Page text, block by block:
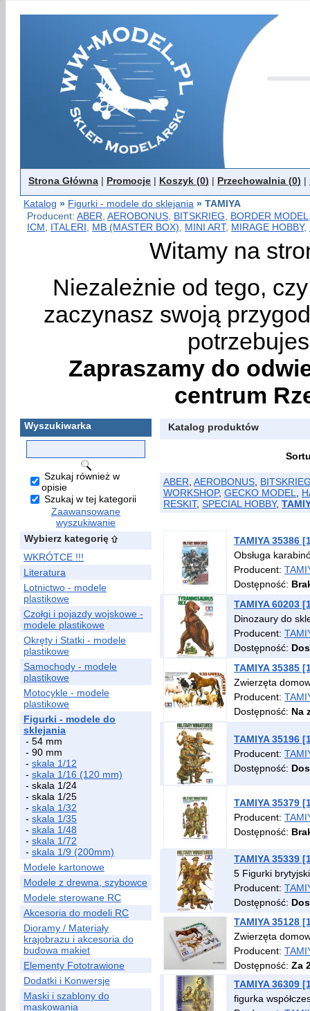
Strona Główna | Promocje | Koszyk (0) | Przechowalnia (0) |
Katalog » Figurki - modele do sklejania » TAMIYA
Producent: ABER AEROBONUS BITSKRIEG BORDER MODEL
ICM
ITALERI MB (MASTER BOX) MINI ART, MIRAGE HOBBY,
Witamy na
Niezależnie od tego,
zaczynasz swoją
Zapraszamy do
centrum
Wyszukiwarka
Szukaj również w
opisie
Szukaj w tej kategorii
Zaawansowane
wyszukiwanie
Wybierz kategorię
WKRÓTCE !!!
Literatura
Lotnictwo - modele
plastikowe
Czołgi i pojazdy wojskowe -
modele plastikowe
Okręty i Statki - modele
plastikowe
Samochody - modele
plastikowe
Motocykle - modele
plastikowe
Figurki - modele do
sklejania
- 54 mm
- 90 mm
- skala 1/12
- skala 1/16 (120 mm)
- skala 1/24
- skala 1/25
- skala 1/32
- skala 1/35
- skala 1/48
- skala 1/72
- skala 1/9 (200mm)
Modele kartonowe
Modele z drewna, szybowce
Modele sterowane RC
Akcesoria do modeli RC
Dioramy / Materiały
krajobrazu i akcesoria do
budowa makiet
Elementy Fototrawione
Dodatki i Konwersje
Maski i szablony do
maskowania
Katalog produktów
ABER AEROBONUS
WORKSHOP, GECKO MODEL
RESKIT, SPECIAL HOBBY,
TAMIYA 35386
Obsługa
Producent:
Dostępność:
TAMIYA 60203
Dinozaury do
Producent:
Dostępność:
TAMIYA 35385
Zwierzęta
Producent:
Dostępność: Na
TAMIYA 35196
Producent:
Dostępność:
TAMIYA 35379
Producent:
Dostępność:
TAMIYA 35339
5 Figurki
Producent:
Dostępność:
TAMIYA 35128
Zwierzęta
Producent:
Dostępność: Za
TAMIYA 36309
figurka